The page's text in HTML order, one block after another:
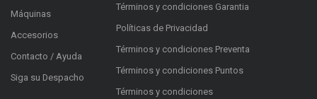
Máquinas
Accesorios
Contacto / Ayuda
Siga su Despacho
Términos y condiciones Garantia
Políticas de Privacidad
Términos y condiciones Preventa
Términos y condiciones Puntos
Términos y condiciones